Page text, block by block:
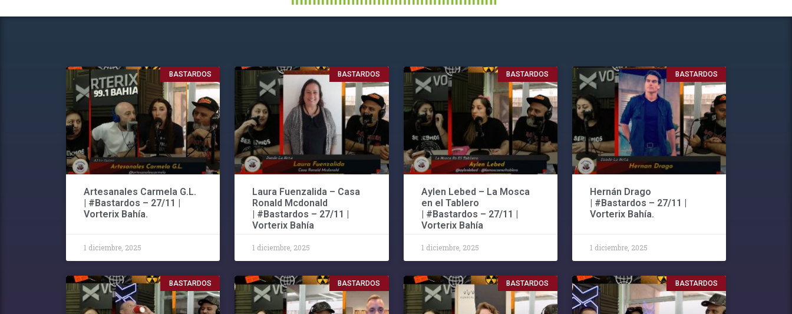
BASTARDOS
Artesanales Carmela G.L.
| #Bastardos – 27/11 |
Vorterix Bahía.
1 diciembre, 2025
BASTARDOS
Laura Fuenzalida – Casa
Ronald Mcdonald
| #Bastardos – 27/11 |
Vorterix Bahía
1 diciembre, 2025
BASTARDOS
Aylen Lebed – La Mosca
en el Tablero
| #Bastardos – 27/11 |
Vorterix Bahía
1 diciembre, 2025
BASTARDOS
Hernán Drago
| #Bastardos – 27/11 |
Vorterix Bahía.
1 diciembre, 2025
BASTARDOS BASTARDOS BASTARDOS BASTARDOS